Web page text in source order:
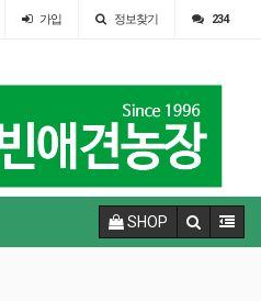
가입 정보찾기 234
SHOP